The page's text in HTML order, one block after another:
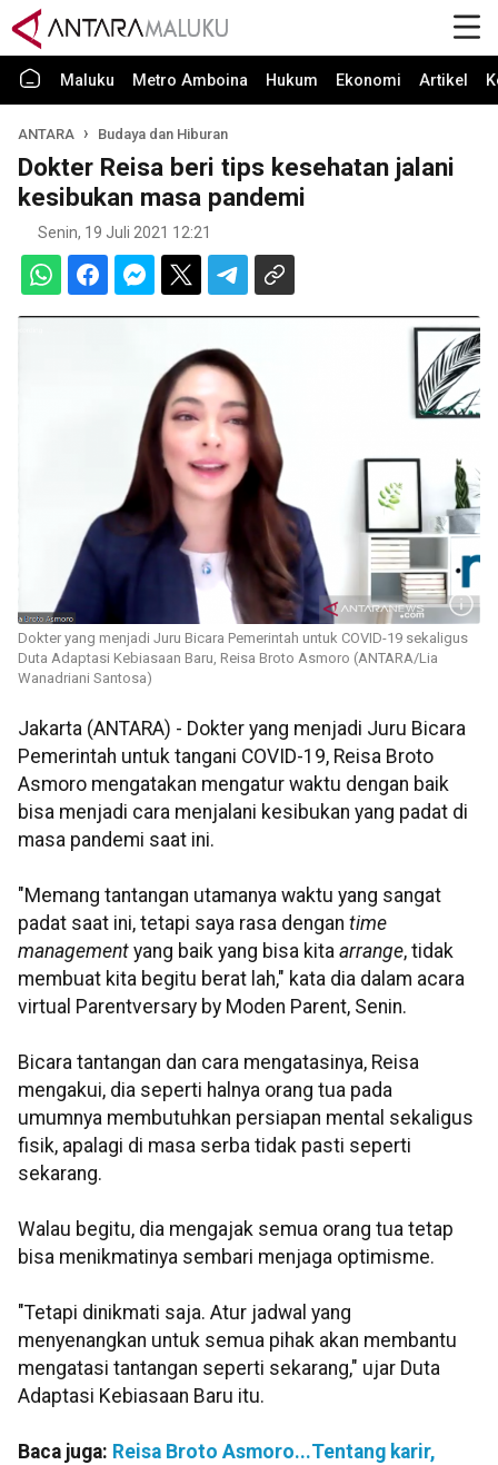
Maluku Metro Amboina Hukum Ekonomi Artikel
ANTARA Budaya dan Hiburan
Dokter Reisa beri tips kesehatan jalani
kesibukan masa pandemi
Senin, 19 Juli 2021 12:21
Dokter yang menjadi Juru Bicara Pemerintah untuk COVID-19 sekaligus
Duta Adaptasi Kebiasaan Baru, Reisa Broto Asmoro (ANTARA/Lia
Wanadriani Santosa)
Jakarta (ANTARA) - Dokter yang menjadi Juru Bicara
Pemerintah untuk tangani COVID-19, Reisa Broto
Asmoro mengatakan mengatur waktu dengan baik
bisa menjadi cara menjalani kesibukan yang padat di
masa pandemi saat ini.
"Memang tantangan utamanya waktu yang sangat
padat saat ini, tetapi saya rasa dengan time
management yang baik yang bisa kita arrange, tidak
membuat kita begitu berat lah," kata dia dalam acara
virtual Parentversary by Moden Parent, Senin.
Bicara tantangan dan cara mengatasinya, Reisa
mengakui, dia seperti halnya orang tua pada
umumnya membutuhkan persiapan mental sekaligus
fisik, apalagi di masa serba tidak pasti seperti
sekarang.
Walau begitu, dia mengajak semua orang tua tetap
bisa menikmatinya sembari menjaga optimisme.
"Tetapi dinikmati saja. Atur jadwal yang
menyenangkan untuk semua pihak akan membantu
mengatasi tantangan seperti sekarang," ujar Duta
Adaptasi Kebiasaan Baru itu.
Baca juga: Reisa Broto Asmoro...Tentang karir,